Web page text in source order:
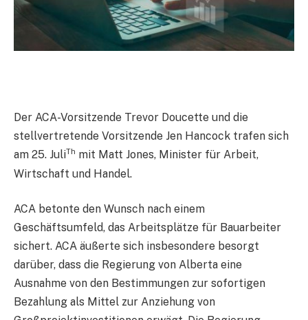
Der ACA-Vorsitzende Trevor Doucette und die
stellvertretende Vorsitzende Jen Hancock trafen sich
am 25. JuliTh mit Matt Jones, Minister für Arbeit,
Wirtschaft und Handel.
ACA betonte den Wunsch nach einem
Geschäftsumfeld, das Arbeitsplätze für Bauarbeiter
sichert. ACA äußerte sich insbesondere besorgt
darüber, dass die Regierung von Alberta eine
Ausnahme von den Bestimmungen zur sofortigen
Bezahlung als Mittel zur Anziehung von